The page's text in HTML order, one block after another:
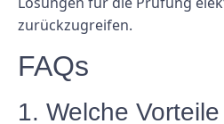
zurückzugreifen.
FAQs
1. Welche